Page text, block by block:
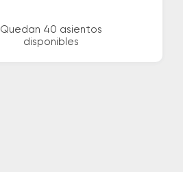
Quedan 40 asientos
disponibles